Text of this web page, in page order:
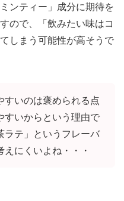
ンティー」成分に期待を
ので、「飲みたい味はコ
しまう可能性が高そうで
すいのは褒められる点
すいからという理由で
ラテ」というフレーバ
えにくいよね・・・